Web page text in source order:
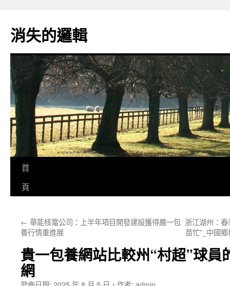
主
要
消失的邏輯
首
頁
← 華能核電公司：上半年項目開發建設獲得嚴一包
養行情重進展
浙江湖州：
苗忙”_中國
貴一包養網站比較州“村超”球員
網